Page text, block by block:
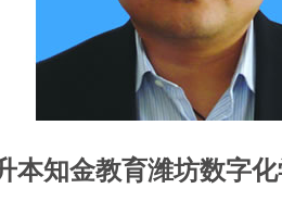
本知金教育潍坊数字